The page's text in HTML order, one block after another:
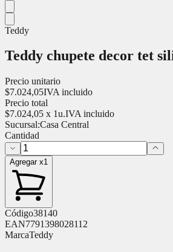
Teddy
Teddy chupete decor tet
Precio unitario
$7.024,05IVA incluido
Precio total
$7.024,05 x 1u.IVA incluido
Sucursal:Casa Central
Cantidad
Agregar x1
Código38140
EAN7791398028112
MarcaTeddy